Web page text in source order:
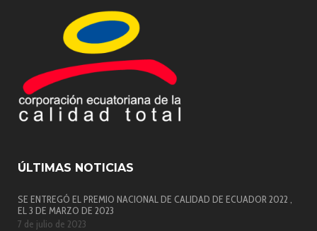
ÚLTIMAS NOTICIAS
SE ENTREGÓ EL PREMIO NACIONAL DE CALIDAD DE ECUADOR 2022 ,
EL 3 DE MARZO DE 2023
7 de julio de 2023